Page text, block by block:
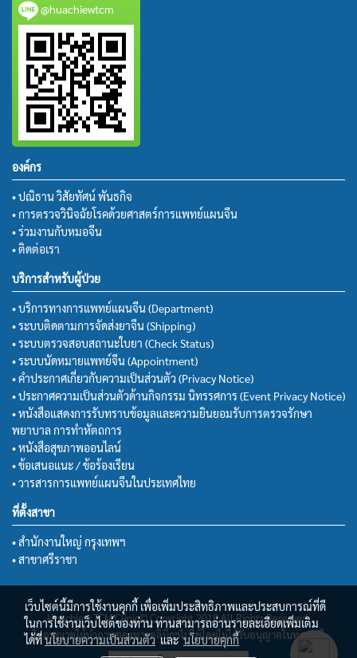
@huachiewtcm
องค์กร
• ปณิธาน วิสัยทัศน์ พันธกิจ
• การตรวจวินิจฉัยโรคด้วยศาสตร์การแพทย์แผนจีน
• ร่วมงานกับหมอจีน
• ติดต่อเรา
บริการสำหรับผู้ป่วย
• บริการทางการแพทย์แผนจีน (Department)
• ระบบติดตามการจัดส่งยาจีน (Shipping)
• ระบบตรวจสอบสถานะใบยา (Check Status)
• ระบบนัดหมายแพทย์จีน (Appointment)
• คำประกาศเกี่ยวกับความเป็นส่วนตัว (Privacy Notice)
• ประกาศความเป็นส่วนตัวด้านกิจกรรม นิทรรศการ (Event Privacy Notice)
• หนังสือแสดงการรับทราบข้อมูลและความยินยอมรับการตรวจรักษา
พยาบาล การทำหัตถการ
• หนังสือสุขภาพออนไลน์
• ข้อเสนอแนะ / ข้อร้องเรียน
• วารสารการแพทย์แผนจีนในประเทศไทย
ที่ตั้งสาขา
• สำนักงานใหญ่ กรุงเทพฯ
• สาขาศรีราชา
Huachiew TCM Clinic© Copyright 2018 All Rights Reserved.
ไม่อนุญาตให้นำภาพของทางคลินิกฯไปใช้โดยไม่ได้รับอนุญาตในทุกกรณี
เว็บไซต์นี้มีการใช้งานคุกกี้ เพื่อเพิ่มประสิทธิภาพและประสบการณ์ที่ดี
ในการใช้งานเว็บไซต์ของท่าน ท่านสามารถอ่านรายละเอียดเพิ่มเติม
ได้ที่นโยบายความเป็นส่วนตัวและนโยบายคุกกี้